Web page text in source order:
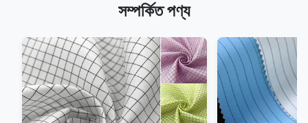
সম্পর্কিত পণ্য